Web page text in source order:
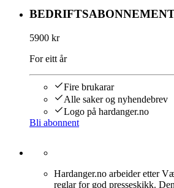
5900 kr
For eitt år
Fire brukarar
Alle saker og nyhendebrev
Logo på hardanger.no
Bli abonnent
Hardanger.no arbeider etter
reglar for god presseskikk.